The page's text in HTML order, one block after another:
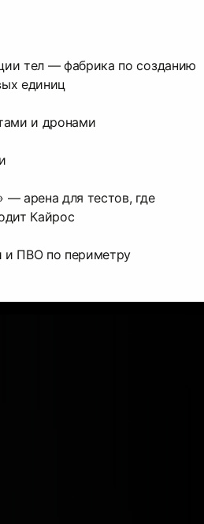
тел — фабрика по созданию
единиц
и дронами
— арена для тестов, где
Кайрос
ПВО по периметру